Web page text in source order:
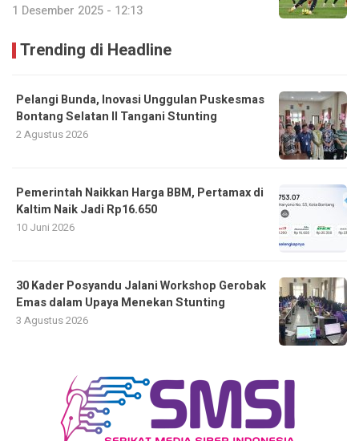
1 Desember 2025 - 12:13
Trending di Headline
Pelangi Bunda, Inovasi Unggulan Puskesmas
Bontang Selatan II Tangani Stunting
2 Agustus 2026
Pemerintah Naikkan Harga BBM, Pertamax di
Kaltim Naik Jadi Rp16.650
10 Juni 2026
30 Kader Posyandu Jalani Workshop Gerobak
Emas dalam Upaya Menekan Stunting
3 Agustus 2026